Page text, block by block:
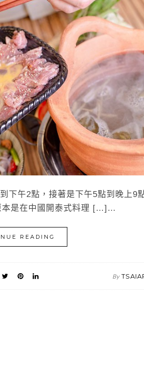
下午2點，接著是下午5點到晚上9
本是在中國開泰式料理 […]…
READING
By